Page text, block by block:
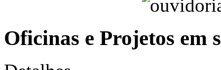
Oficinas e Projetos em